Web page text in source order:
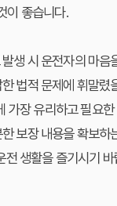
이 좋습니다.
생 시 운전자의 마
법적 문제에 휘말렸
가장 유리하고 필요
보장 내용을 확보하
생활을 즐기시기